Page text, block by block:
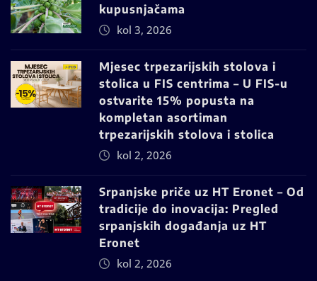
kupusnjačama
kol 3, 2026
Mjesec trpezarijskih stolova i
stolica u FIS centrima – U FIS-u
ostvarite 15% popusta na
kompletan asortiman
trpezarijskih stolova i stolica
kol 2, 2026
Srpanjske priče uz HT Eronet – Od
tradicije do inovacija: Pregled
srpanjskih događanja uz HT
Eronet
kol 2, 2026